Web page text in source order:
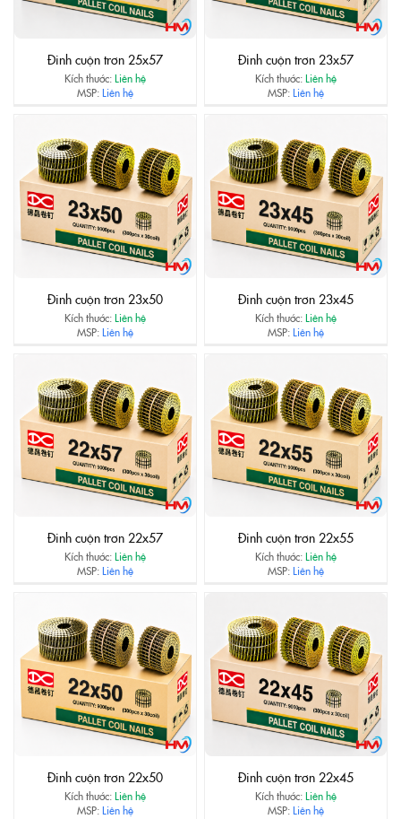
Đinh cuộn trơn 25x57
Kích thước:Liên hệ
MSP:Liên hệ
Đinh cuộn trơn 23x57
Kích thước:Liên hệ
MSP:Liên hệ
Đinh cuộn trơn 23x50
Kích thước:Liên hệ
MSP:Liên hệ
Đinh cuộn trơn 23x45
Kích thước:Liên hệ
MSP:Liên hệ
Đinh cuộn trơn 22x57
Kích thước:Liên hệ
MSP:Liên hệ
Đinh cuộn trơn 22x55
Kích thước:Liên hệ
MSP:Liên hệ
Đinh cuộn trơn 22x50
Kích thước:Liên hệ
MSP:Liên hệ
Đinh cuộn trơn 22x45
Kích thước:Liên hệ
MSP:Liên hệ